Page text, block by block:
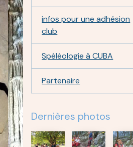
infos pour une adhésion
club
Spéléologie à CUBA
Partenaire
Dernières photos